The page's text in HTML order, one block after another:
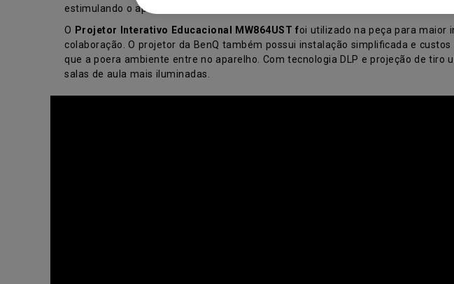
estimulando o aprendizado.
O Projetor Interativo Educacional MW864UST foi utilizado na peça para maior
colaboração. O projetor da BenQ também possui instalação simplificada e
que a poera ambiente entre no aparelho. Com tecnologia DLP e projeção de
salas de aula mais iluminadas.